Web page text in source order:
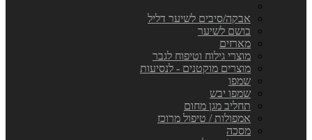
אבקה/סיבים לשיער דליל
בושם לשיער
מארזים
מוצרי גילוח וטיפוח לגבר
מוצרים מוקטנים - לנסיעות
שמפו
שמפו יבש
תחליב מגן מחום
אמפולות / טיפול מרוכז
מסכה